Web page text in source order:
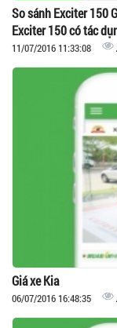
So sánh Exciter 150
Exciter 150 có tác
11/07/2016 11:33:08
Giá xe Kia
06/07/2016 16:48:35